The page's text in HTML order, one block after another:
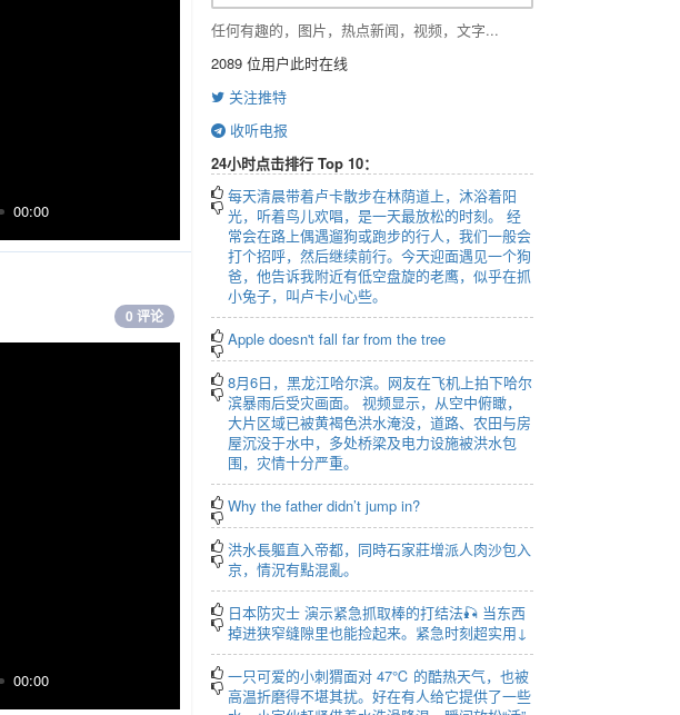
任何有趣的，图片，热点新闻，视频，文字...
2089 位用户此时在线
关注推特
收听电报
24小时点击排行 Top 10：
每天清晨带着卢卡散步在林荫道上，沐浴着阳
光，听着鸟儿欢唱，是一天最放松的时刻。 经
常会在路上偶遇遛狗或跑步的行人，我们一般会
打个招呼，然后继续前行。今天迎面遇见一个狗
爸，他告诉我附近有低空盘旋的老鹰，似乎在抓
小兔子，叫卢卡小心些。
Apple doesn't fall far from the tree
8月6日，黑龙江哈尔滨。网友在飞机上拍下哈尔
滨暴雨后受灾画面。 视频显示，从空中俯瞰，
大片区域已被黄褐色洪水淹没，道路、农田与房
屋沉没于水中，多处桥梁及电力设施被洪水包
围，灾情十分严重。
Why the father didn’t jump in?
洪水長軀直入帝都，同時石家莊增派人肉沙包入
京，情況有點混亂。
日本防灾士 演示紧急抓取棒的打结法🎣 当东西
掉进狭窄缝隙里也能捡起来。紧急时刻超实用↓
一只可爱的小刺猬面对 47℃ 的酷热天气，也被
高温折磨得不堪其扰。好在有人给它提供了一些
00:00
fullscreen
0 评论
00:00